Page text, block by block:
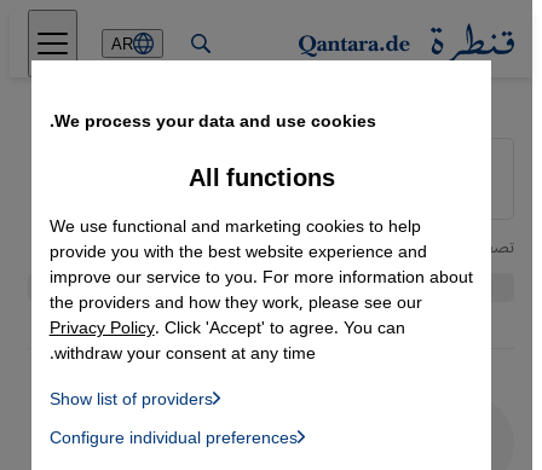
Direkt zum Inhalt springen
AR
تصفية
We process your data and use cookies.
All functions
We use functional and marketing cookies to help
provide you with the best website experience and
improve our service to you. For more information about
the providers and how they work, please see our
Privacy Policy. Click 'Accept' to agree. You can
withdraw your consent at any time.
Show list of providers
Instagram Embed, Twitter Embed, Youtube Embed
Facebook Embed / Facebook Connect
Configure individual preferences